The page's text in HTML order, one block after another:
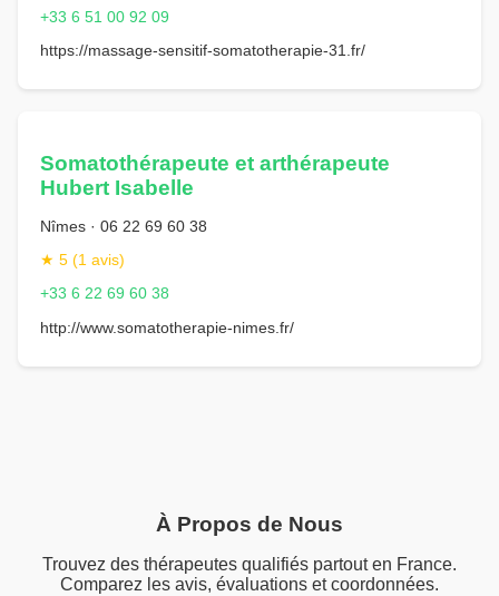
+33 6 51 00 92 09
https://massage-sensitif-somatotherapie-31.fr/
Somatothérapeute et arthérapeute
Hubert Isabelle
Nîmes · 06 22 69 60 38
★ 5 (1 avis)
+33 6 22 69 60 38
http://www.somatotherapie-nimes.fr/
À Propos de Nous
Trouvez des thérapeutes qualifiés partout en France.
Comparez les avis, évaluations et coordonnées.